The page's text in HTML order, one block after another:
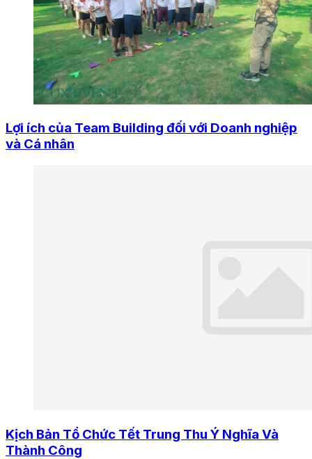
Lợi ích của Team Building đối với Doanh nghiệp
và Cá nhân
Kịch Bản Tổ Chức Tết Trung Thu Ý Nghĩa Và
Thành Công